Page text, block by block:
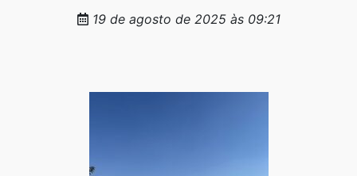
19 de agosto de 2025 às 09:21